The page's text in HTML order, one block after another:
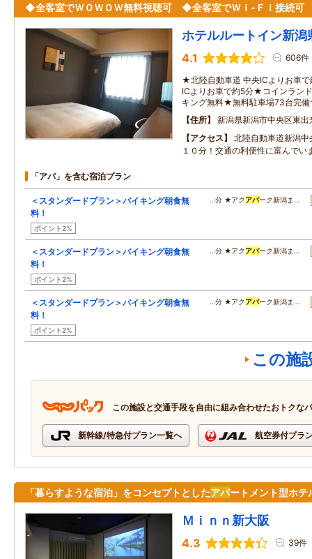
◆全客室でＷＯＷＯＷ無料視聴可 ◆全客室でＷｉ-Ｆｉ接続可
ホテルルートイン新潟
4.1 606件
★北陸自動車道 中央ICよりお車
ICよりお車で約5分★コインラン
キング無料★無料駐車場73台完
住所
新潟県新潟市中央区東
アクセス
北陸自動車道新潟
１０分！交通の利便性に富んでい
「アパ」を含む宿泊プラン
＜スタンダードプラン＞バイキング朝食無
料！
ポイント2%
…分 ★アクアパーク新潟ま…
＜スタンダードプラン＞バイキング朝食無
料！
ポイント2%
…分 ★アクアパーク新潟ま…
＜スタンダードプラン＞バイキング朝食無
料！
ポイント2%
…分 ★アクアパーク新潟ま…
この施
この施設と交通手段を自由に組み合わせたおトクな
新幹線/特急付プラン一覧へ 航空券付プラ
「暮らすような宿泊」をコンセプトとしたアパートメント型ホテ
Ｍｉｎｎ新大阪
4.3 39件